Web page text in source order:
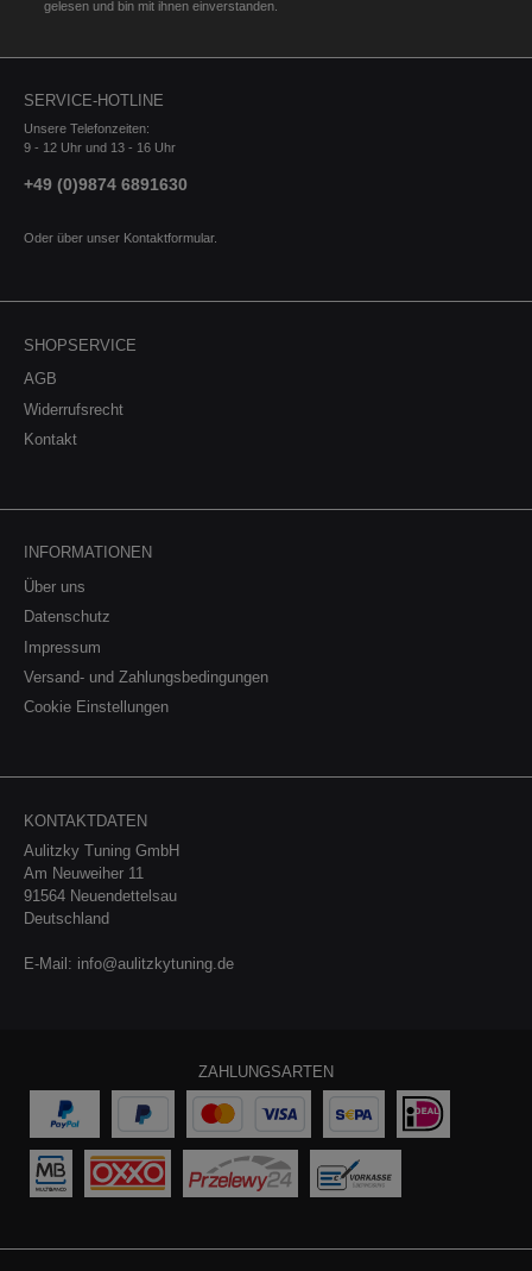
gelesen und bin mit ihnen einverstanden.
SERVICE-HOTLINE
Unsere Telefonzeiten:
9 - 12 Uhr und 13 - 16 Uhr
+49 (0)9874 6891630
Oder über unser Kontaktformular.
SHOPSERVICE
AGB
Widerrufsrecht
Kontakt
INFORMATIONEN
Über uns
Datenschutz
Impressum
Versand- und Zahlungsbedingungen
Cookie Einstellungen
KONTAKTDATEN
Aulitzky Tuning GmbH
Am Neuweiher 11
91564 Neuendettelsau
Deutschland
E-Mail: info@aulitzkytuning.de
ZAHLUNGSARTEN